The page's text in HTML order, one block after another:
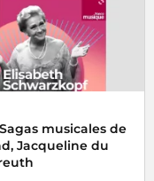
musicales de
Jacqueline du